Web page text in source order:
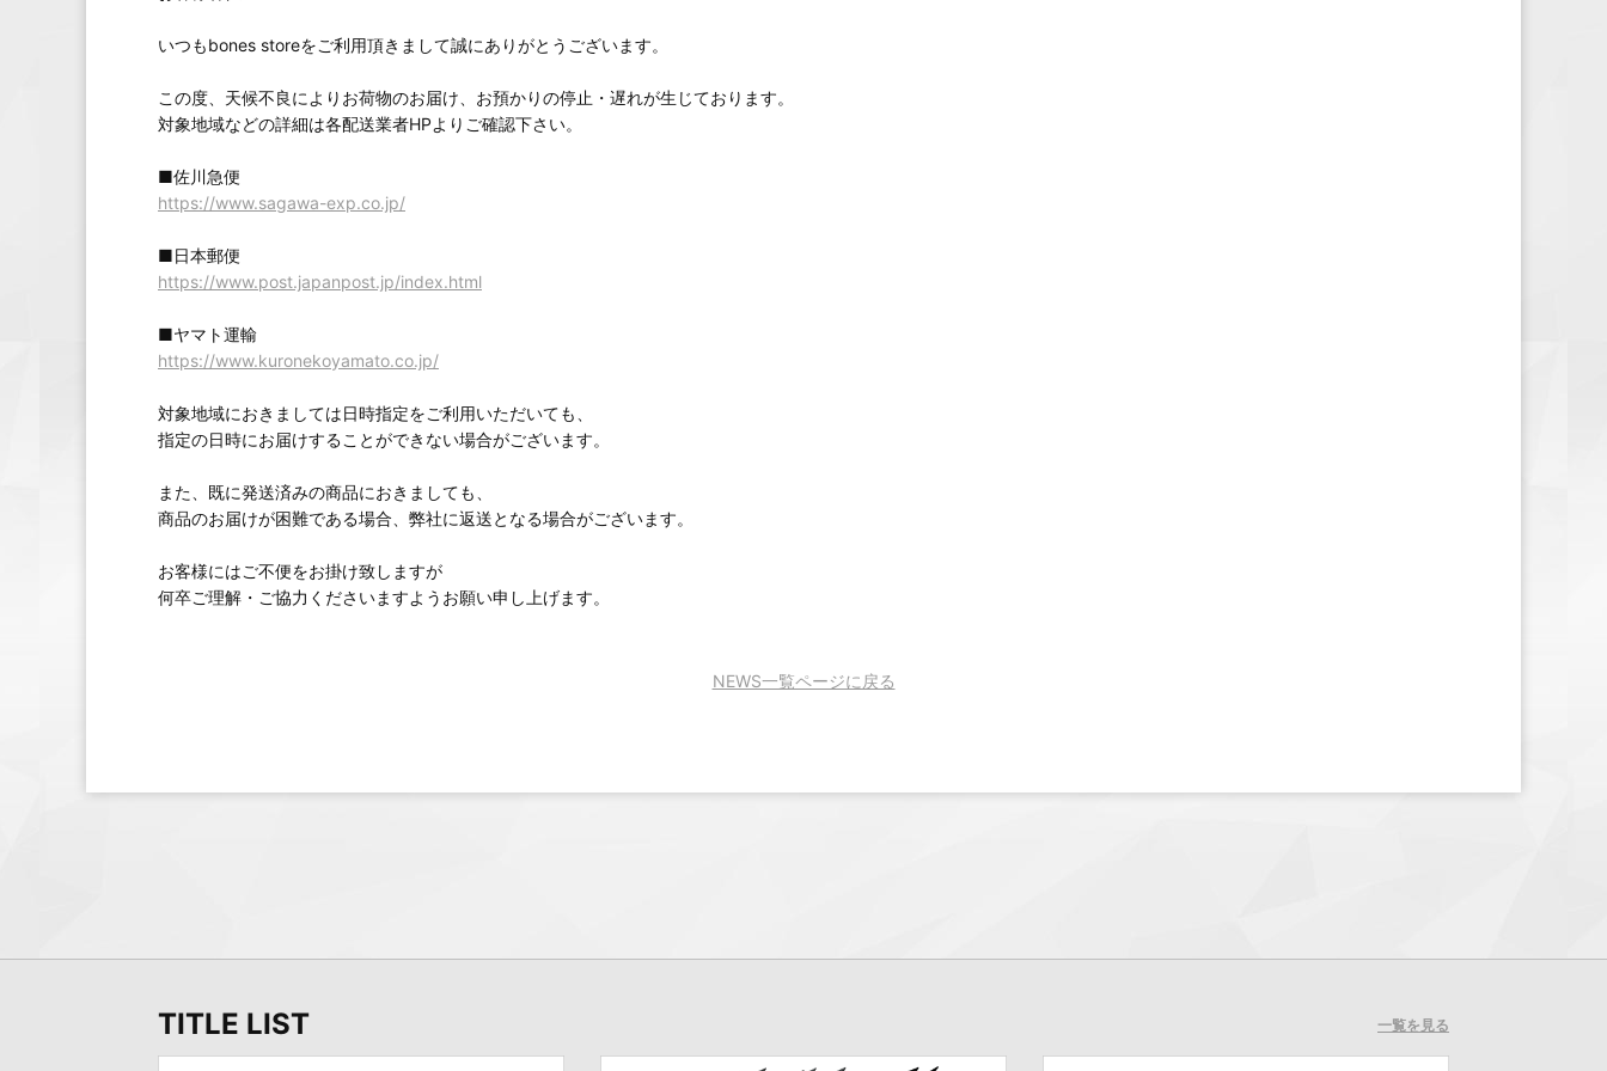
いつもbones storeをご利用頂きまして誠にありがとうございます。
この度、天候不良によりお荷物のお届け、お預かりの停止・遅れが生じております。
対象地域などの詳細は各配送業者HPよりご確認下さい。
■佐川急便
https://www.sagawa-exp.co.jp/
■日本郵便
https://www.post.japanpost.jp/index.html
■ヤマト運輸
https://www.kuronekoyamato.co.jp/
対象地域におきましては日時指定をご利用いただいても、
指定の日時にお届けすることができない場合がございます。
また、既に発送済みの商品におきましても、
商品のお届けが困難である場合、弊社に返送となる場合がございます。
お客様にはご不便をお掛け致しますが
何卒ご理解・ご協力くださいますようお願い申し上げます。
NEWS一覧ページに戻る
TITLE LIST 一覧を見る